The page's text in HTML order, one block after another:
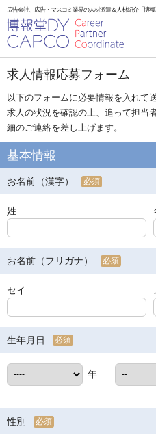
広告会社、広告・マスコミ業界の人材派遣＆人材紹介「博報
求人情報応募フォーム
以下のフォームに必要情報を入れて
求人の状況を確認の上、追って担当
細のご連絡を差し上げます。
基本情報
お名前（漢字） 必須
姓
お名前（フリガナ） 必須
セイ
生年月日 必須
年
性別 必須